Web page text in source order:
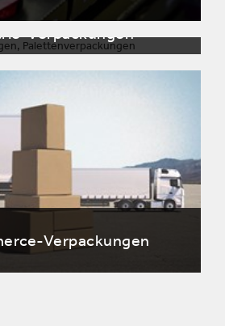
Verpackungen
Verpackungen